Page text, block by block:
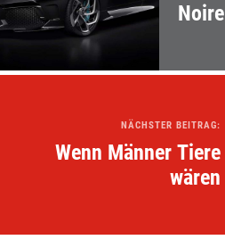
Noire
NÄCHSTER BEITRAG:
Wenn Männer Tiere
wären